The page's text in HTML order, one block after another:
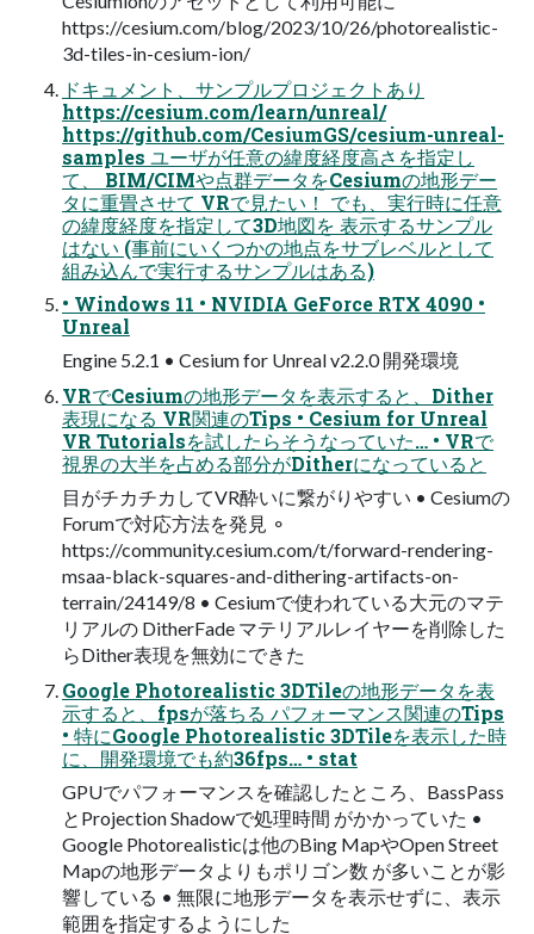
https://cesium.com/blog/2023/10/26/photorealistic-
3d-tiles-in-cesium-ion/
ドキュメント、サンプルプロジェクトあり
https://cesium.com/learn/unreal/
https://github.com/CesiumGS/cesium-unreal-
samples ユーザが任意の緯度経度高さを指定し
て、 BIM/CIMや点群データをCesiumの地形デー
タに重畳させて VRで見たい！ でも、実行時に任意
の緯度経度を指定して3D地図を 表示するサンプル
はない (事前にいくつかの地点をサブレベルとして
組み込んで実行するサンプルはある)
• Windows 11 • NVIDIA GeForce RTX 4090 •
Unreal
Engine 5.2.1 • Cesium for Unreal v2.2.0 開発環境
VRでCesiumの地形データを表示すると、Dither
表現になる VR関連のTips • Cesium for Unreal
VR Tutorialsを試したらそうなっていた… • VRで
視界の大半を占める部分がDitherになっていると
目がチカチカしてVR酔いに繋がりやすい • Cesiumの
Forumで対応方法を発見 ⚬
https://community.cesium.com/t/forward-rendering-
msaa-black-squares-and-dithering-artifacts-on-
terrain/24149/8 • Cesiumで使われている大元のマテ
リアルの DitherFade マテリアルレイヤーを削除した
らDither表現を無効にできた
Google Photorealistic 3DTileの地形データを表
示すると、fpsが落ちる パフォーマンス関連のTips
• 特にGoogle Photorealistic 3DTileを表示した時
に、開発環境でも約36fps… • stat
GPUでパフォーマンスを確認したところ、BassPass
とProjection Shadowで処理時間 がかかっていた •
Google Photorealisticは他のBing MapやOpen Street
Mapの地形データよりもポリゴン数 が多いことが影
響している • 無限に地形データを表示せずに、表示
範囲を指定するようにした